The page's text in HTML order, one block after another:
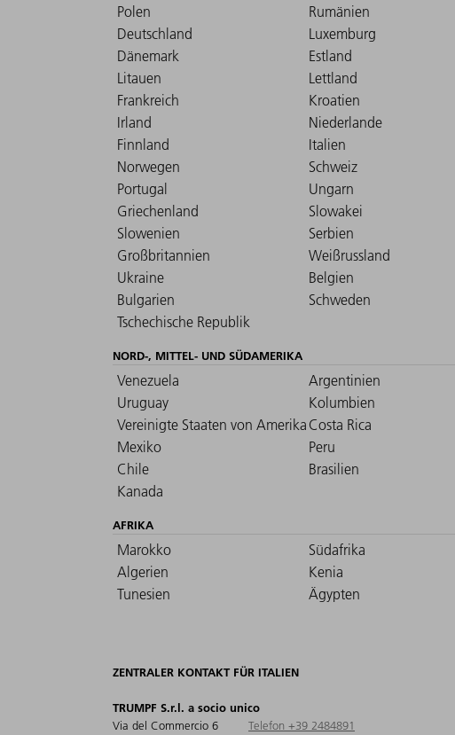
Polen
Rumänien
Deutschland
Luxemburg
Dänemark
Estland
Litauen
Lettland
Frankreich
Kroatien
Irland
Niederlande
Finnland
Italien
Norwegen
Schweiz
Portugal
Ungarn
Griechenland
Slowakei
Slowenien
Serbien
Großbritannien
Weißrussland
Ukraine
Belgien
Bulgarien
Schweden
Tschechische Republik
NORD-, MITTEL- UND SÜDAMERIKA
Venezuela
Argentinien
Uruguay
Kolumbien
Vereinigte Staaten von Amerika Costa Rica
Mexiko
Peru
Chile
Brasilien
Kanada
AFRIKA
Marokko
Südafrika
Algerien
Kenia
Tunesien
Ägypten
ZENTRALER KONTAKT FÜR ITALIEN
TRUMPF S.r.l. a socio unico
Via del Commercio 6
Telefon +39 2484891